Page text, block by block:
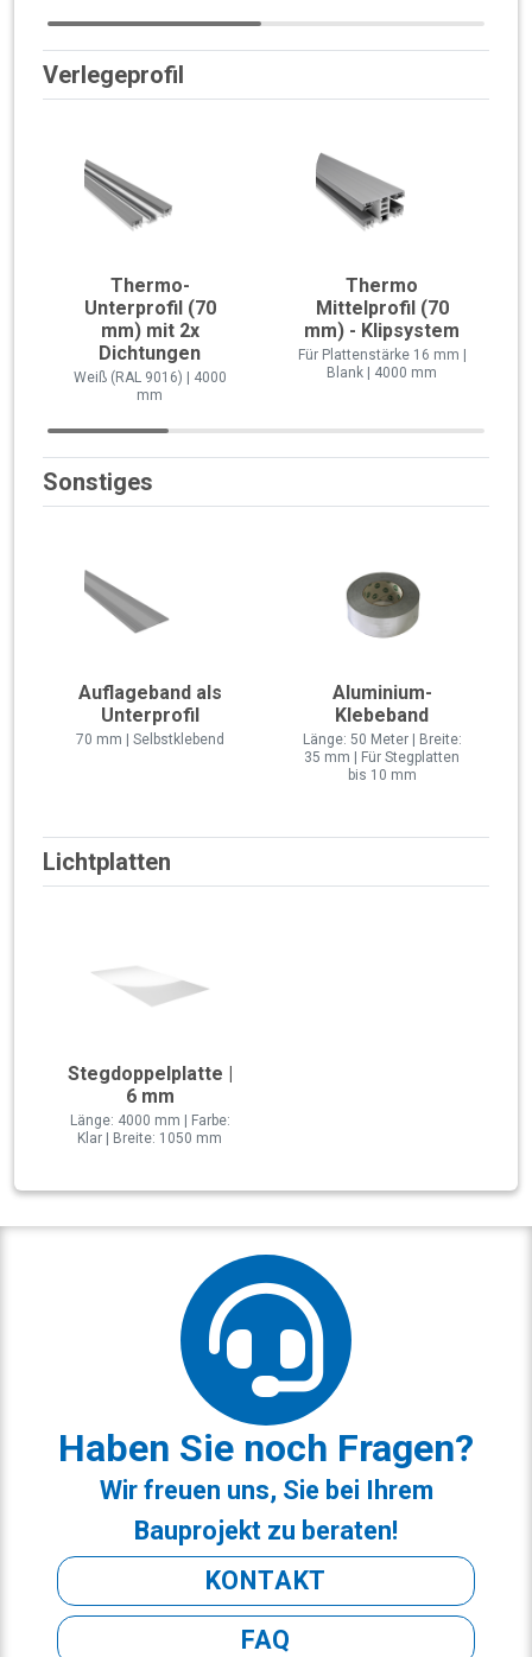
Verlegeprofil
Thermo-
Unterprofil (70
mm) mit 2x
Dichtungen
Weiß (RAL 9016) | 4000
mm
Thermo
Mittelprofil (70
mm) - Klipsystem
Für Plattenstärke 16 mm |
Blank | 4000 mm
Sonstiges
Auflageband als
Unterprofil
70 mm | Selbstklebend
Aluminium-
Klebeband
Länge: 50 Meter | Breite:
35 mm | Für Stegplatten
bis 10 mm
Lichtplatten
Stegdoppelplatte |
6 mm
Länge: 4000 mm | Farbe:
Klar | Breite: 1050 mm
Haben Sie noch Fragen?
Wir freuen uns, Sie bei Ihrem
Bauprojekt zu beraten!
KONTAKT
FAQ